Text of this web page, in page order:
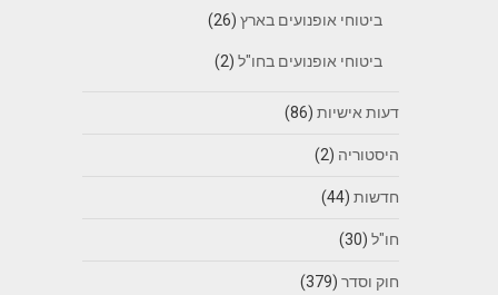
ביטוחי אופנועים בארץ(26)
ביטוחי אופנועים בחו"ל(2)
דעות אישיות(86)
היסטוריה (2)
חדשות(44)
חו"ל(30)
חוק וסדר(379)